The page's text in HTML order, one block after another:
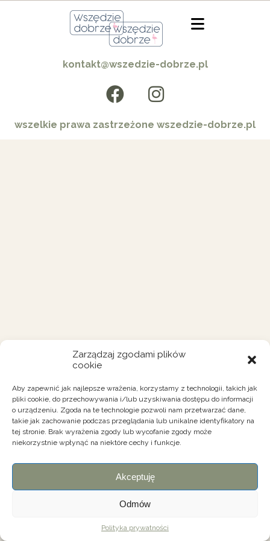
Zarządzaj zgodami plików
cookie
Aby zapewnić jak najlepsze wrażenia, korzystamy z technologii, takich jak
pliki cookie, do przechowywania i/lub uzyskiwania dostępu do informacji
o urządzeniu. Zgoda na te technologie pozwoli nam przetwarzać dane,
takie jak zachowanie podczas przeglądania lub unikalne identyfikatory na
tej stronie. Brak wyrażenia zgody lub wycofanie zgody może
niekorzystnie wpłynąć na niektóre cechy i funkcje.
Akceptuję
Odmów
Polityka prywatności
kontakt@wszedzie-dobrze.pl
wszelkie prawa zastrzeżone wszedzie-dobrze.pl